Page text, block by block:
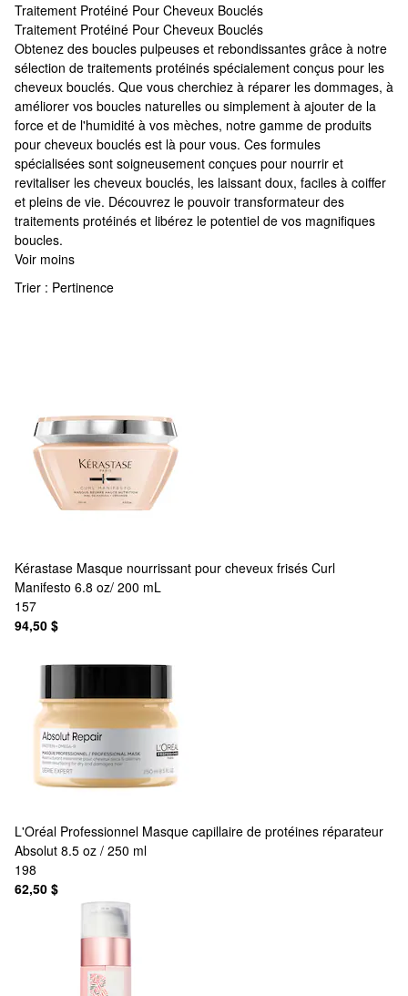
Traitement Protéiné Pour Cheveux Bouclés
Traitement Protéiné Pour Cheveux Bouclés
Traitement Protéiné Pour Cheveux Bouclés
Obtenez des boucles pulpeuses et rebondissantes grâce à notre
sélection de traitements protéinés spécialement conçus pour les
cheveux bouclés. Que vous cherchiez à réparer les dommages, à
améliorer vos boucles naturelles ou simplement à ajouter de la
force et de l'humidité à vos mèches, notre gamme de produits
pour cheveux bouclés est là pour vous. Ces formules
spécialisées sont soigneusement conçues pour nourrir et
revitaliser les cheveux bouclés, les laissant doux, faciles à coiffer
et pleins de vie. Découvrez le pouvoir transformateur des
traitements protéinés et libérez le potentiel de vos magnifiques
boucles.
Voir moins
Trier : Pertinence
Kérastase Masque nourrissant pour cheveux frisés Curl
Manifesto 6.8 oz/ 200 mL
157
94,50 $
L'Oréal Professionnel Masque capillaire de protéines réparateur
Absolut 8.5 oz / 250 ml
198
62,50 $